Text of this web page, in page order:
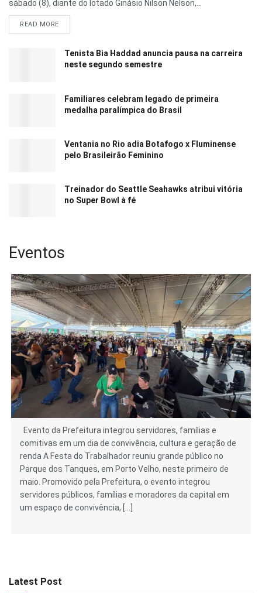
sábado (8), diante do lotado Ginásio Nilson Nelson,...
READ MORE
Tenista Bia Haddad anuncia pausa na carreira
neste segundo semestre
Familiares celebram legado de primeira
medalha paralímpica do Brasil
Ventania no Rio adia Botafogo x Fluminense
pelo Brasileirão Feminino
Treinador do Seattle Seahawks atribui vitória
no Super Bowl à fé
Eventos
Evento da Prefeitura integrou servidores, famílias e
comitivas em um dia de convivência, cultura e geração de
renda A Festa do Trabalhador reuniu grande público no
Parque dos Tanques, em Porto Velho, neste primeiro de
maio. Promovido pela Prefeitura, o evento integrou
servidores públicos, famílias e moradores da capital em
um espaço de convivência, […]
Latest Post